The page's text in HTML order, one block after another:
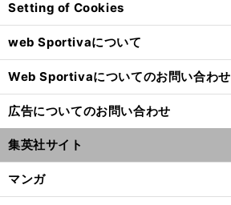
Setting of Cookies
web Sportivaについて
Web Sportivaについてのお問い合わせ
広告についてのお問い合わせ
集英社サイト
マンガ